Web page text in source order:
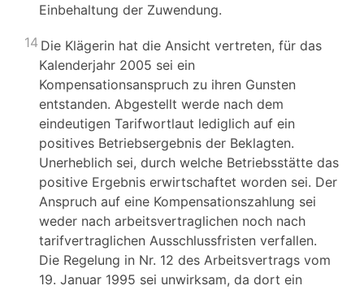
Einbehaltung der Zuwendung.
14 Die Klägerin hat die Ansicht vertreten, für das
Kalenderjahr 2005 sei ein
Kompensationsanspruch zu ihren Gunsten
entstanden. Abgestellt werde nach dem
eindeutigen Tarifwortlaut lediglich auf ein
positives Betriebsergebnis der Beklagten.
Unerheblich sei, durch welche Betriebsstätte das
positive Ergebnis erwirtschaftet worden sei. Der
Anspruch auf eine Kompensationszahlung sei
weder nach arbeitsvertraglichen noch nach
tarifvertraglichen Ausschlussfristen verfallen.
Die Regelung in Nr. 12 des Arbeitsvertrags vom
19. Januar 1995 sei unwirksam, da dort ein